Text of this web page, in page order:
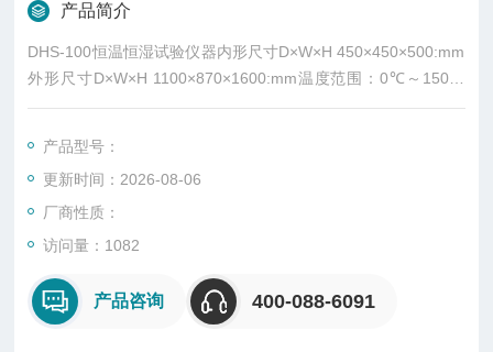
产品简介
DHS-100恒温恒湿试验仪器内形尺寸D×W×H 450×450×500:mm
外形尺寸D×W×H 1100×870×1600:mm温度范围：0℃～150℃
湿度范围：20%～98% R.H
产品型号：
更新时间：2026-08-06
厂商性质：
访问量：1082
产品咨询 400-088-6091